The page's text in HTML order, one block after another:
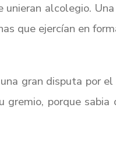
alcolegio.
que ejercían en
gran disputa por
porque